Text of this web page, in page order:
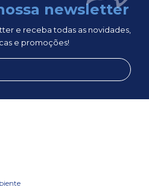
newsletter
e receba todas as novidades,
e promoções!